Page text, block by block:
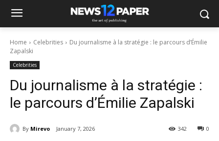
Home Celebrities
Du journalisme à la stratégie : le parcours d’Émilie
Zapalski
Celebrities
Du journalisme à la stratégie :
le parcours d’Émilie Zapalski
By Mirevo January 7, 2026 0
342